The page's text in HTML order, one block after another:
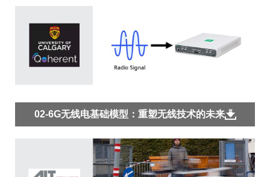
02-6G无线电基础模型：重塑无线技术的未来